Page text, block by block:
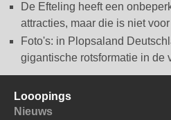
De Efteling heeft een
attracties, maar die is niet
Foto's: in Plopsaland
gigantische rotsformatie in de
Looopings
Nieuws